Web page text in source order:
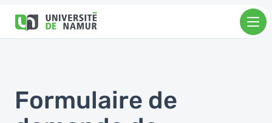
contenu
Formulaire de